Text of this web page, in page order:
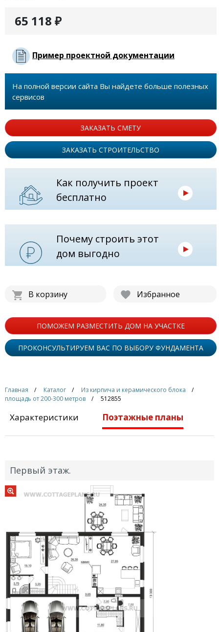
65 118 ₽
Пример проектной документации
На полной версии сайта Вы найдете больше полезных
сервисов
ЗАКАЗАТЬ СМЕТУ
ЗАКАЗАТЬ СТРОИТЕЛЬСТВО
Как получить проект
бесплатно
Почему строить этот
дом выгодно
В корзину Избранное
ПОМОЖЕМ РАЗМЕСТИТЬ ДОМ НА УЧАСТКЕ
ПРОКОНСУЛЬТИРУЕМ ВАС ПО ВЫБОРУ ФУНДАМЕНТА
Главная Каталог
Из кирпича и керамического блока
площадь от 200-300 метров
512855
Характеристики Поэтажные планы
Первый этаж.